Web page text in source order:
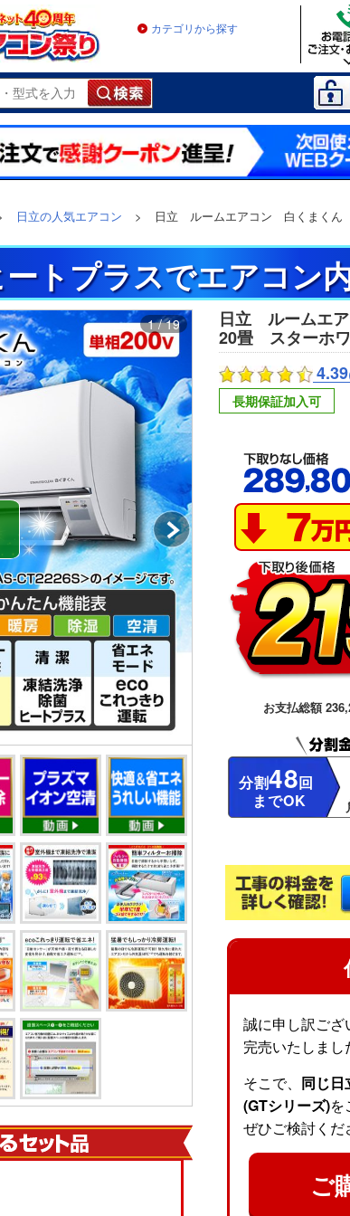
カテゴリから探す
日立の人気エアコン > 日立 ルームエアコン 白くまく
トプラスでエアコン
1 / 19
日立 ルームエ
20畳 スターホ
4.39
長期保証加入可
お支払総額
分割48回
までOK
誠に申し訳ござ
完売いたしまし
そこで、 同じ日
(GTシリーズ)を
ぜひご検討くだ
ご